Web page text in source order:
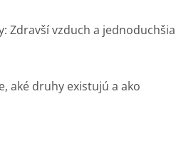
Zdravší vzduch a jednoduchšia
aké druhy existujú a ako